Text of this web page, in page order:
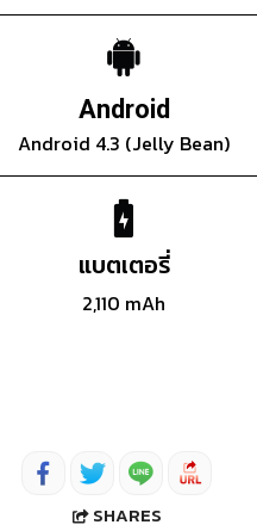
Android
Android 4.3 (Jelly Bean)
แบตเตอรี่
2,110 mAh
SHARES